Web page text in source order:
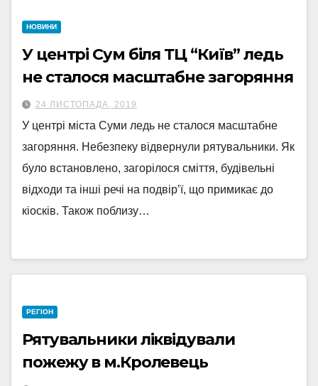
НОВИНИ
У центрі Сум біля ТЦ “Київ” ледь
не сталося масштабне загоряння
24 ЛИСТОПАДА, 2019
У центрі міста Суми ледь не сталося масштабне
загоряння. Небезпеку відвернули рятувальники. Як
було встановлено, загорілося сміття, будівельні
відходи та інші речі на подвір’ї, що примикає до
кіосків. Також поблизу…
РЕГІОН
Рятувальники ліквідували
пожежу в м.Кролевець